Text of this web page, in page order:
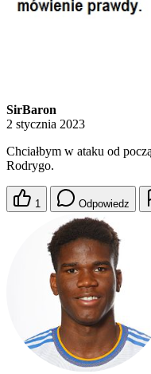
SirBaron
2 stycznia 2023
Chciałbym w ataku od
Rodrygo.
1 Odpowiedz